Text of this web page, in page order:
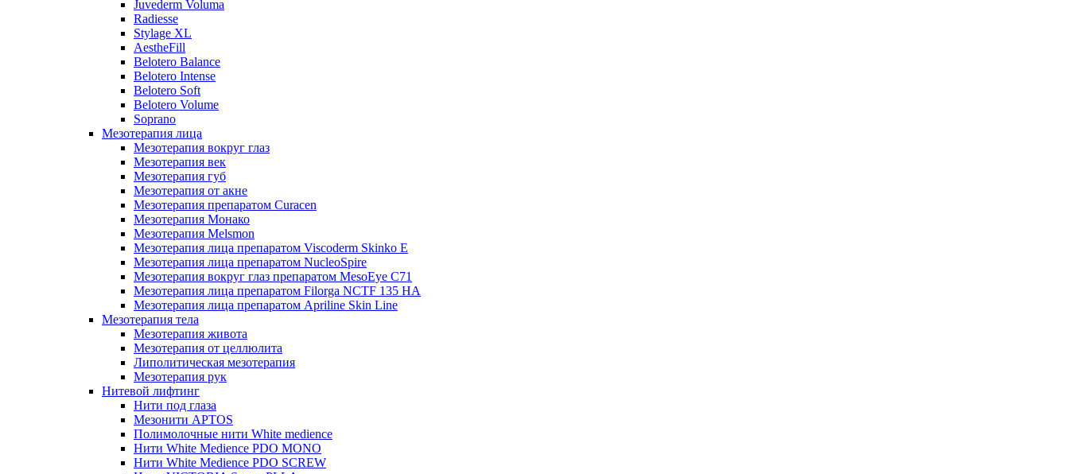
Juvederm Voluma
Radiesse
Stylage XL
AestheFill
Belotero Balance
Belotero Intense
Belotero Soft
Belotero Volume
Soprano
Мезотерапия лица
Мезотерапия вокруг глаз
Мезотерапия век
Мезотерапия губ
Мезотерапия от акне
Мезотерапия препаратом Curacen
Мезотерапия Монако
Мезотерапия Melsmon
Мезотерапия лица препаратом Viscoderm Skinko E
Мезотерапия лица препаратом NucleoSpire
Мезотерапия вокруг глаз препаратом MesoEye С71
Мезотерапия лица препаратом Filorga NCTF 135 HA
Мезотерапия лица препаратом Apriline Skin Line
Мезотерапия тела
Мезотерапия живота
Мезотерапия от целлюлита
Липолитическая мезотерапия
Мезотерапия рук
Нитевой лифтинг
Нити под глаза
Мезонити APTOS
Полимолочные нити White medience
Нити White Medience PDO MONO
Нити White Medience PDO SCREW